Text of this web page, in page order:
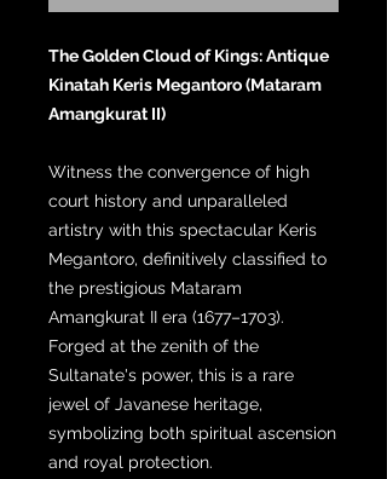
The Golden Cloud of Kings: Antique
Kinatah Keris Megantoro (Mataram
Amangkurat II)
Witness the convergence of high
court history and unparalleled
artistry with this spectacular Keris
Megantoro, definitively classified to
the prestigious Mataram
Amangkurat II era (1677–1703).
Forged at the zenith of the
Sultanate's power, this is a rare
jewel of Javanese heritage,
symbolizing both spiritual ascension
and royal protection.